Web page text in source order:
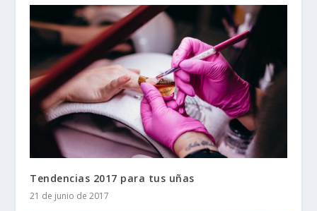
Tendencias 2017 para tus uñas
21 de junio de 2017